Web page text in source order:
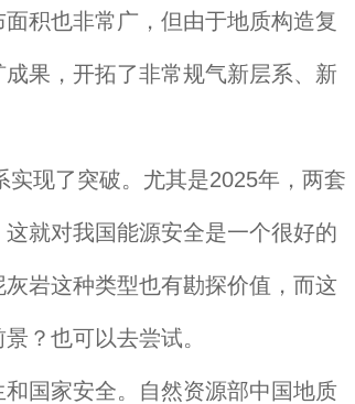
积也非常广，但由于地质构造复
果，开拓了非常规气新层系、新
现了突破。尤其是2025年，两套
就对我国能源安全是一个很好的
岩这种类型也有勘探价值，而这
？也可以去尝试。
国家安全。自然资源部中国地质